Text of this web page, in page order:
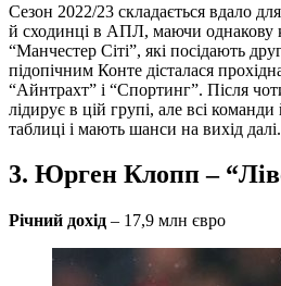
Сезон 2022/23 складається вдало
й сходинці в АПЛ, маючи однакову
“Манчестер Сіті”, які посідають
підопічним Конте дісталася
“Айнтрахт” і “Спортинг”. Після
лідирує в цій групі, але всі
таблиці і мають шанси на вихід далі.
3. Юрген Клопп –
Річний дохід – 17,9 млн євро